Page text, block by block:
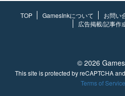
TOP GamesInkについて お問い
広告掲載/記事作
© 2026
This site is protected by reCAPTCHA
Terms of Service